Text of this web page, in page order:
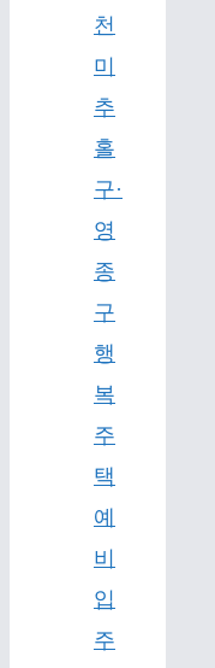
천
미
추
홀
구·
영
종
구
행
복
주
택
예
비
입
주